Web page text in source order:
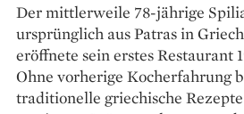
Der mittlerweile 78-jährige
ursprünglich aus Patras in
eröffnete sein erstes Restaurant
Ohne vorherige Kocherfahrung
traditionelle griechische